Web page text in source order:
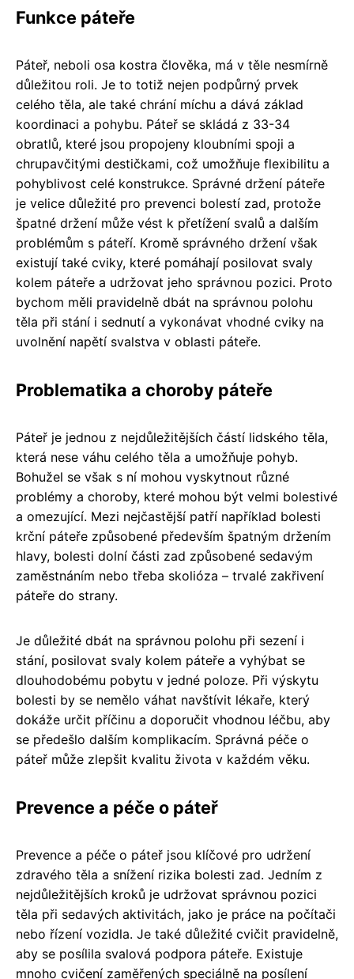
Funkce páteře
Páteř, neboli osa kostra člověka, má v těle nesmírně
důležitou roli. Je to totiž nejen podpůrný prvek
celého těla, ale také chrání míchu a dává základ
koordinaci a pohybu. Páteř se skládá z 33-34
obratlů, které jsou propojeny kloubními spoji a
chrupavčitými destičkami, což umožňuje flexibilitu a
pohyblivost celé konstrukce. Správné držení páteře
je velice důležité pro prevenci bolestí zad, protože
špatné držení může vést k přetížení svalů a dalším
problémům s páteří. Kromě správného držení však
existují také cviky, které pomáhají posilovat svaly
kolem páteře a udržovat jeho správnou pozici. Proto
bychom měli pravidelně dbát na správnou polohu
těla při stání i sednutí a vykonávat vhodné cviky na
uvolnění napětí svalstva v oblasti páteře.
Problematika a choroby páteře
Páteř je jednou z nejdůležitějších částí lidského těla,
která nese váhu celého těla a umožňuje pohyb.
Bohužel se však s ní mohou vyskytnout různé
problémy a choroby, které mohou být velmi bolestivé
a omezující. Mezi nejčastější patří například bolesti
krční páteře způsobené především špatným držením
hlavy, bolesti dolní části zad způsobené sedavým
zaměstnáním nebo třeba skolióza – trvalé zakřivení
páteře do strany.
Je důležité dbát na správnou polohu při sezení i
stání, posilovat svaly kolem páteře a vyhýbat se
dlouhodobému pobytu v jedné poloze. Při výskytu
bolesti by se nemělo váhat navštívit lékaře, který
dokáže určit příčinu a doporučit vhodnou léčbu, aby
se předešlo dalším komplikacím. Správná péče o
páteř může zlepšit kvalitu života v každém věku.
Prevence a péče o páteř
Prevence a péče o páteř jsou klíčové pro udržení
zdravého těla a snížení rizika bolesti zad. Jedním z
nejdůležitějších kroků je udržovat správnou pozici
těla při sedavých aktivitách, jako je práce na počítači
nebo řízení vozidla. Je také důležité cvičit pravidelně,
aby se posílila svalová podpora páteře. Existuje
mnoho cvičení zaměřených speciálně na posílení